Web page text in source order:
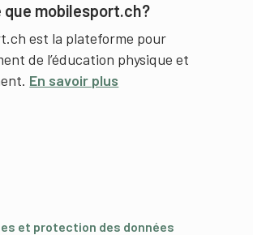
que mobilesport.ch?
est la plateforme pour
de l’éducation physique et
En savoir plus
et protection des données